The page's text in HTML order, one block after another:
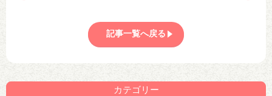
記事一覧へ戻る
カテゴリー